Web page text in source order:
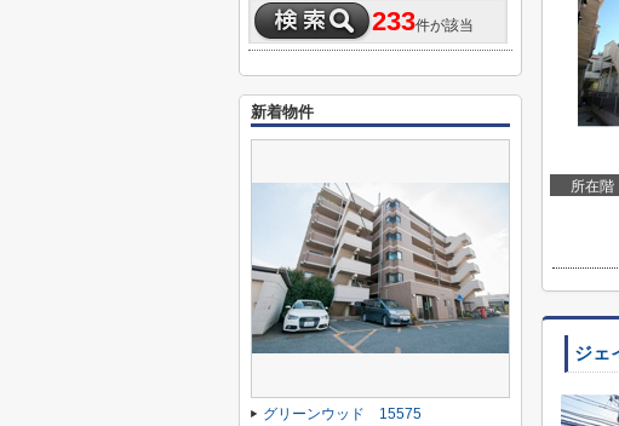
所在階
ジェ
233件が該当
新着物件
グリーンウッド 15575